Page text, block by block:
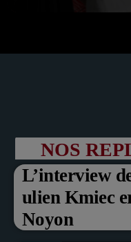
NOS
L’interview
ulien Kmiec
Noyon